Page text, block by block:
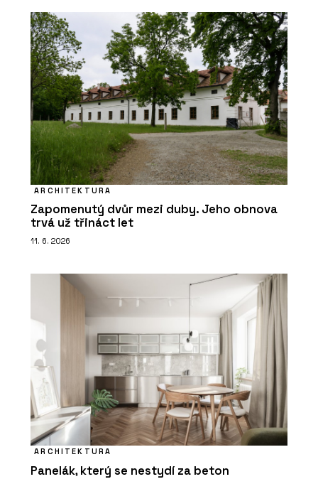
ARCHITEKTURA
Zapomenutý dvůr mezi duby. Jeho obnova
trvá už třináct let
11. 6. 2026
ARCHITEKTURA
Panelák, který se nestydí za beton